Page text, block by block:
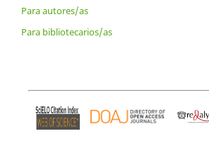
Para autores/as
Para bibliotecarios/as